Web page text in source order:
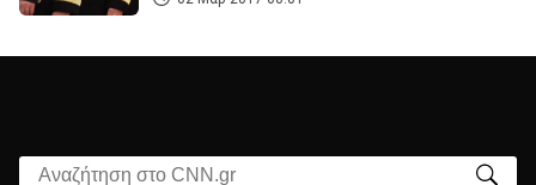
Αναζήτηση στο CNN.gr